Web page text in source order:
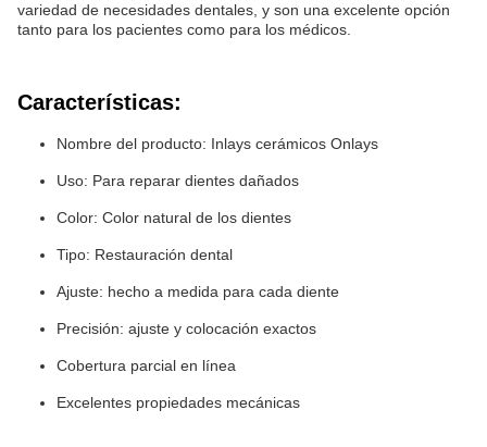
variedad de necesidades dentales, y son una excelente opción
tanto para los pacientes como para los médicos.
Características:
Nombre del producto: Inlays cerámicos Onlays
Uso: Para reparar dientes dañados
Color: Color natural de los dientes
Tipo: Restauración dental
Ajuste: hecho a medida para cada diente
Precisión: ajuste y colocación exactos
Cobertura parcial en línea
Excelentes propiedades mecánicas